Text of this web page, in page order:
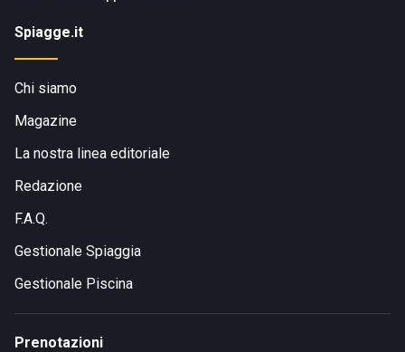
Spiagge.it
Chi siamo
Magazine
La nostra linea editoriale
Redazione
F.A.Q.
Gestionale Spiaggia
Gestionale Piscina
Prenotazioni